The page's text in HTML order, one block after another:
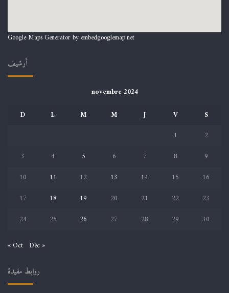
Google Maps Generator by embedgooglemap.net
أرشيف
novembre 2024
D
L M M J V
S
1
2
3
4 5 6 7 8
9
10
11 12 13 14 15
16
17
18 19 20 21 22
23
24
25 26 27 28 29 30
« Oct Déc »
روابط مفيدة